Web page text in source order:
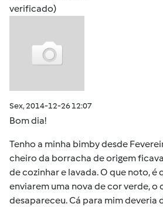
verificado)
Sex, 2014-12-26 12:07
Bom dia!
Tenho a minha bimby desde
cheiro da borracha de origem
de cozinhar e lavada. O que noto, é
enviarem uma nova de cor verde,
desapareceu. Cá para mim deveria